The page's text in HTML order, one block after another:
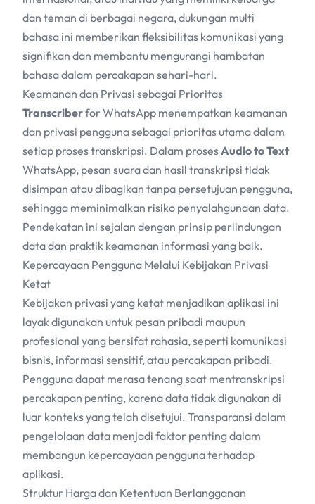
dan teman di berbagai negara, dukungan multi
bahasa ini memberikan fleksibilitas komunikasi yang
signifikan dan membantu mengurangi hambatan
bahasa dalam percakapan sehari-hari.
Keamanan dan Privasi sebagai Prioritas
Transcriberfor WhatsApp menempatkan keamanan
dan privasi pengguna sebagai prioritas utama dalam
setiap proses transkripsi. Dalam prosesAudio to Text
WhatsApp, pesan suara dan hasil transkripsi tidak
disimpan atau dibagikan tanpa persetujuan pengguna,
sehingga meminimalkan risiko penyalahgunaan data.
Pendekatan ini sejalan dengan prinsip perlindungan
data dan praktik keamanan informasi yang baik.
Kepercayaan Pengguna Melalui Kebijakan Privasi
Ketat
Kebijakan privasi yang ketat menjadikan aplikasi ini
layak digunakan untuk pesan pribadi maupun
profesional yang bersifat rahasia, seperti komunikasi
bisnis, informasi sensitif, atau percakapan pribadi.
Pengguna dapat merasa tenang saat mentranskripsi
percakapan penting, karena data tidak digunakan di
luar konteks yang telah disetujui. Transparansi dalam
pengelolaan data menjadi faktor penting dalam
membangun kepercayaan pengguna terhadap
aplikasi.
Struktur Harga dan Ketentuan Berlangganan